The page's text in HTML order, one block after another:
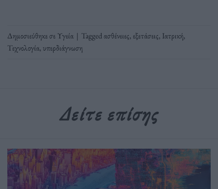
Δημοσιεύθηκε σεΥγεία | Taggedασθένειες, εξετάσεις, Ιατρική,
Τεχνολογία,υπερδιάγνωση
Δείτε επίσης